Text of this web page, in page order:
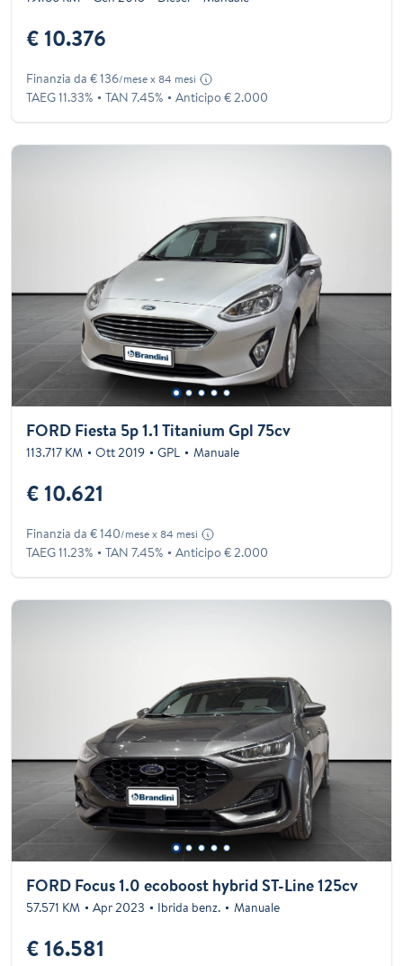
€ 10.376
Finanzia da € 136/mese x 84 mesi
TAEG 11.33% TAN 7.45% Anticipo € 2.000
FORD Fiesta 5p 1.1 Titanium Gpl 75cv
113.717 KM Ott 2019 GPL Manuale
€ 10.621
Finanzia da € 140/mese x 84 mesi
TAEG 11.23% TAN 7.45% Anticipo € 2.000
FORD Focus 1.0 ecoboost hybrid ST-Line 125cv
57.571 KM Apr 2023 Ibrida benz. Manuale
€ 16.581